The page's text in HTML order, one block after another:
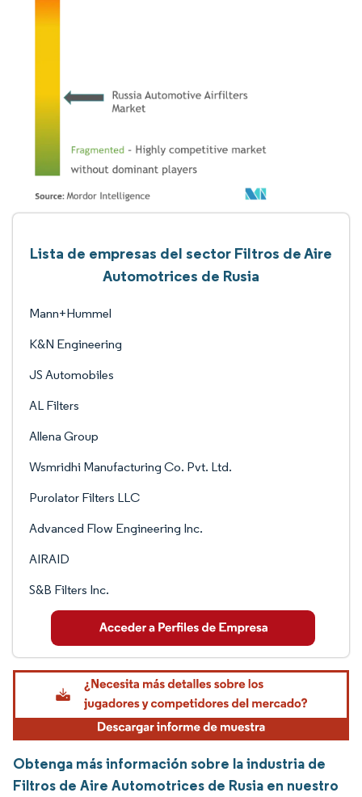
Lista de empresas del sector Filtros de Aire
Automotrices de Rusia
Mann+Hummel
K&N Engineering
JS Automobiles
AL Filters
Allena Group
Wsmridhi Manufacturing Co. Pvt. Ltd.
Purolator Filters LLC
Advanced Flow Engineering Inc.
AIRAID
S&B Filters Inc.
Obtenga más información sobre la industria de
Filtros de Aire Automotrices de Rusia en nuestro